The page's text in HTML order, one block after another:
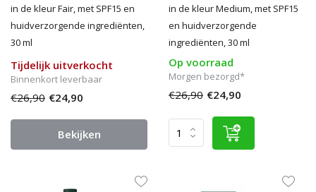
in de kleur Fair, met SPF15 en
huidverzorgende ingrediënten,
30 ml
Tijdelijk uitverkocht
Binnenkort leverbaar
€26,90 €24,90
Bekijken
in de kleur Medium, met SPF15
en huidverzorgende
ingrediënten, 30 ml
Op voorraad
Morgen bezorgd*
€26,90 €24,90